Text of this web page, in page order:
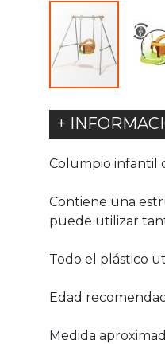
+
Columpio infantil
Contiene una
puede utilizar
Todo el plástico
Edad
Medida